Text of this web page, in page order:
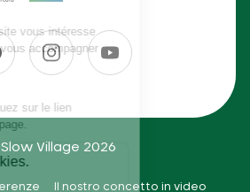
Village 2026
Il nostro concetto in video